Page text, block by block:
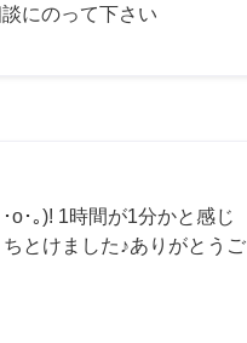
にのって下さい
о･｡)! 1時間が1分かと感じ
とけました♪ありがとうご